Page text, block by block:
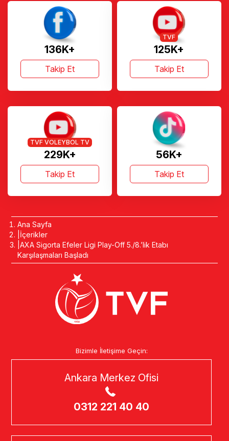
136K+
Takip Et
125K+
TVF
Takip Et
229K+
TVF VOLEYBOL TV
Takip Et
56K+
Takip Et
Ana Sayfa
İçerikler
AXA Sigorta Efeler Ligi Play-Off 5./8.’lik Etabı
Karşılaşmaları Başladı
Bizimle İletişime Geçin:
Ankara Merkez Ofisi
0312 221 40 40